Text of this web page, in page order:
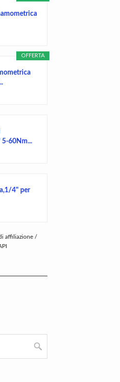
OFFERTA
60Nm...
4" per
affiliazione /